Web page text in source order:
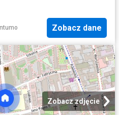
Zobacz dane
Zobacz zdjęcie